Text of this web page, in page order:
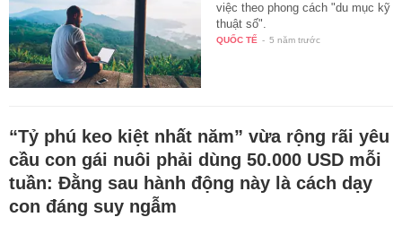
việc theo phong cách "du mục kỹ
thuật số".
QUỐC TẾ - 5 năm trước
“Tỷ phú keo kiệt nhất năm” vừa rộng rãi yêu
cầu con gái nuôi phải dùng 50.000 USD mỗi
tuần: Đằng sau hành động này là cách dạy
con đáng suy ngẫm